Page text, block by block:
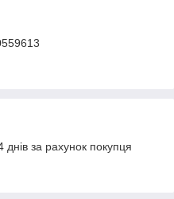
за рахунок покупця